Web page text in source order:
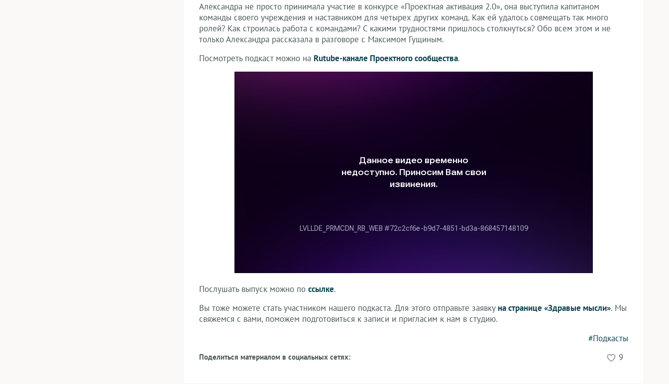
Александра не просто принимала участие в конкурсе «Проектная активация 2.0», она выступила капитаном
команды своего учреждения и наставником для четырех других команд. Как ей удалось совмещать так много
ролей? Как строилась работа с командами? С какими трудностями пришлось столкнуться? Обо всем этом и не
только Александра рассказала в разговоре с Максимом Гущиным.
Посмотреть подкаст можно на Rutube-канале Проектного сообщества.
Послушать выпуск можно по ссылке.
Вы тоже можете стать участником нашего подкаста. Для этого отправьте заявку на странице «Здравые мысли». Мы
свяжемся с вами, поможем подготовиться к записи и пригласим к нам в студию.
#Подкасты
Поделиться материалом в социальных сетях: 9